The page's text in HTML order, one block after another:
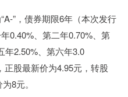
”，债券期限6年（本次发行
0.40%、第二年0.70%、第
年2.50%、第六年3.0
股最新价为4.95元，转股
8元。